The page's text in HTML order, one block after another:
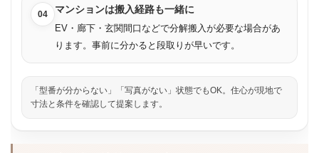
04 マンションは搬入経路も一緒に
EV・廊下・玄関間口などで分解搬入が必要な場合があ
ります。事前に分かると段取りが早いです。
「型番が分からない」「写真がない」状態でもOK。住心が現地で
寸法と条件を確認して提案します。